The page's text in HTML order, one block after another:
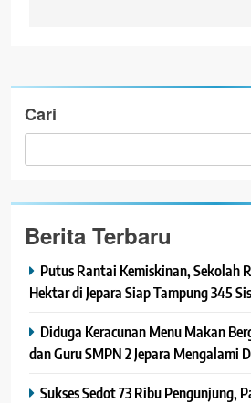
Cari
Berita Terbaru
Putus Rantai Kemiskinan, Sekolah
Hektar di Jepara Siap Tampung 345
Diduga Keracunan Menu Makan
dan Guru SMPN 2 Jepara Mengalami
Sukses Sedot 73 Ribu Pengunjung,